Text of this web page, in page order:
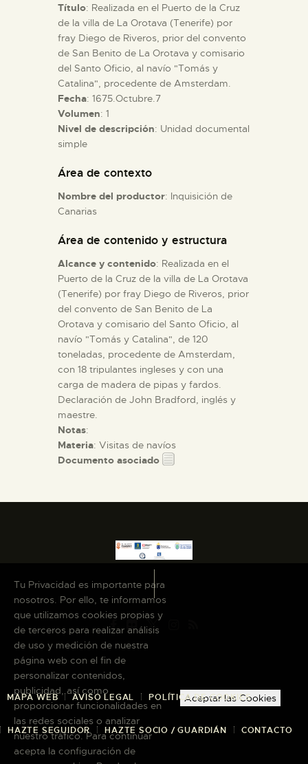
█
EL MUSEO
COLECCIONES
DIDÁCTICA
Título: Realizada en el Puerto de la Cruz
de la villa de La Orotava (Tenerife) por
fray Diego de Riveros, prior del convento
de San Benito de La Orotava y comisario
del Santo Oficio, al navío "Tomás y
Catalina", procedente de Amsterdam.
Fecha: 1675.Octubre.7
Volumen: 1
Nivel de descripción: Unidad documental
simple
Área de contexto
Nombre del productor: Inquisición de
Canarias
Área de contenido y estructura
Alcance y contenido: Realizada en el
Puerto de la Cruz de la villa de La Orotava
(Tenerife) por fray Diego de Riveros, prior
del convento de San Benito de La
Orotava y comisario del Santo Oficio, al
navío "Tomás y Catalina", de 120
toneladas, procedente de Amsterdam,
con 18 tripulantes ingleses y con una
carga de madera de pipas y fardos.
Declaración de John Bradford, inglés y
maestre.
Notas:
Materia: Visitas de navíos
Documento asociado
MAPA WEB AVISO LEGAL POLÍTICA DE COOKIES
HAZTE SEGUIDOR HAZTE SOCIO / GUARDIÁN CONTACTO
Tu Privacidad es importante para
nosotros. Por ello, te informamos
que utilizamos cookies propias y
de terceros para realizar análisis
de uso y medición de nuestra
página web con el fin de
personalizar contenidos,
publicidad, así como
proporcionar funcionalidades en
las redes sociales o analizar
nuestro tráfico. Para continuar
acepta la configuración de
Aceptar las Cookies